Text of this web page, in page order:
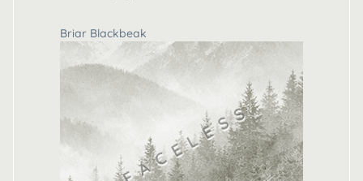
Briar Blackbeak